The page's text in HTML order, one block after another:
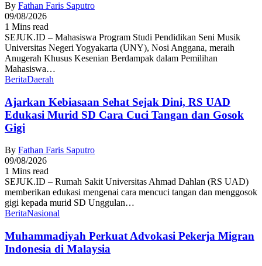
By Fathan Faris Saputro
09/08/2026
1 Mins read
SEJUK.ID – Mahasiswa Program Studi Pendidikan Seni Musik
Universitas Negeri Yogyakarta (UNY), Nosi Anggana, meraih
Anugerah Khusus Kesenian Berdampak dalam Pemilihan
Mahasiswa…
BeritaDaerah
Ajarkan Kebiasaan Sehat Sejak Dini, RS UAD
Edukasi Murid SD Cara Cuci Tangan dan Gosok
Gigi
By Fathan Faris Saputro
09/08/2026
1 Mins read
SEJUK.ID – Rumah Sakit Universitas Ahmad Dahlan (RS UAD)
memberikan edukasi mengenai cara mencuci tangan dan menggosok
gigi kepada murid SD Unggulan…
BeritaNasional
Muhammadiyah Perkuat Advokasi Pekerja Migran
Indonesia di Malaysia